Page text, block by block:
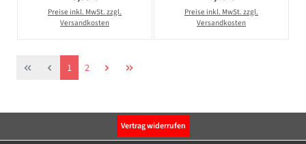
gefrostet - dimmbar
Preise inkl. MwSt. zzgl.
Versandkosten
250lm - klar
Preise inkl. MwSt. zzgl.
Versandkosten
Seite
1 Seite
2
Vertrag widerrufen